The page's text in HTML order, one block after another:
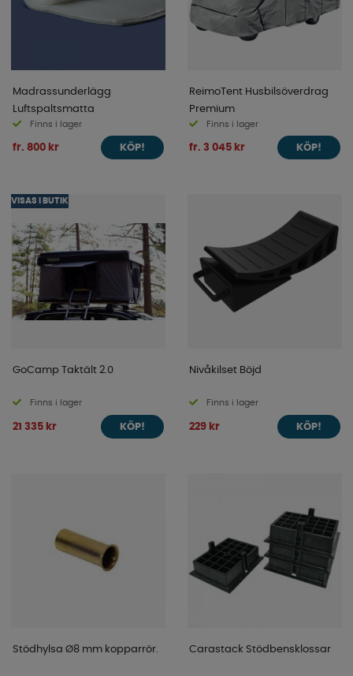
Madrassunderlägg
Luftspaltsmatta
Finns i lager
fr. 800 kr KÖP!
ReimoTent Husbilsöverdrag
Premium
Finns i lager
fr. 3 045 kr KÖP!
VISAS I BUTIK
GoCamp Taktält 2.0
Finns i lager
21 335 kr KÖP!
Nivåkilset Böjd
Finns i lager
229 kr KÖP!
Stödhylsa Ø8 mm kopparrör. Carastack Stödbensklossar